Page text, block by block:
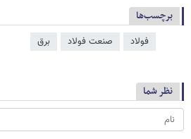
برچسب‌ها
فولاد صنعت فولاد برق
نظر شما